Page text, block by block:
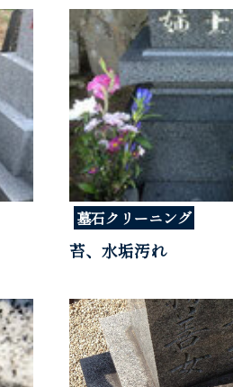
墓石クリーニング
苔、水垢汚れ